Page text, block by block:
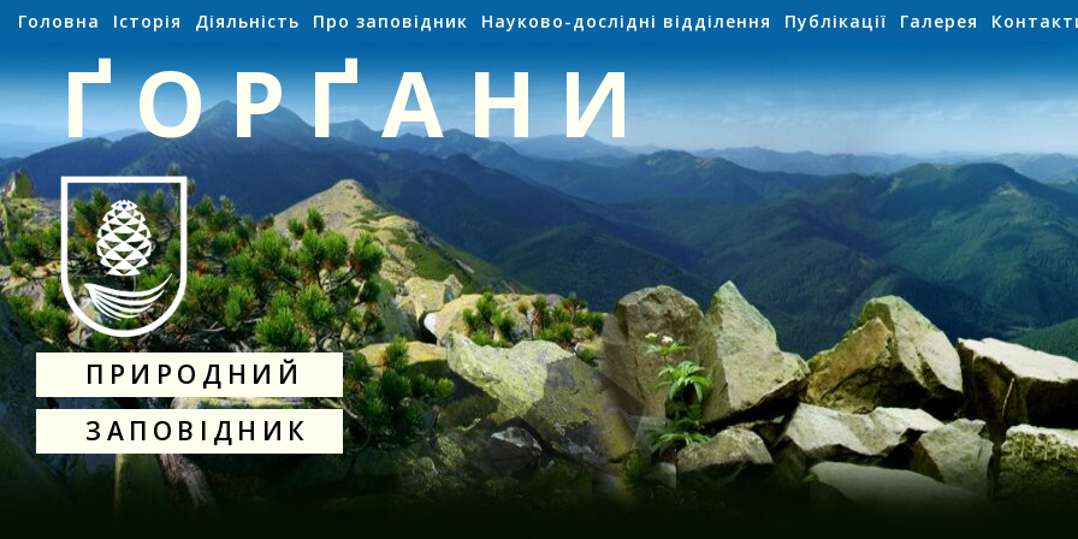
Головна Історія Діяльність Про заповідник Науково-дослідні відділення Публікації Галерея
ҐОРҐАНИ
ПРИРОДНИЙ
ЗАПОВІДНИК